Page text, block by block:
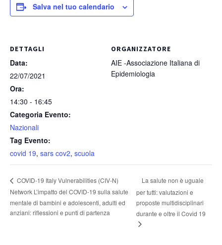
Salva nel tuo calendario
DETTAGLI
Data:
22/07/2021
Ora:
14:30 - 16:45
Categoria Evento:
Nazionali
Tag Evento:
covid 19, sars cov2, scuola
ORGANIZZATORE
AIE -Associazione Italiana di
Epidemiologia
COVID-19 Italy Vulnerabilities (CIV-N)
Network L’impatto del COVID-19 sulla salute
mentale di bambini e adolescenti, adulti ed
anziani: riflessioni e punti di partenza
La salute non è uguale
per tutti: valutazioni e
proposte multidisciplinari
durante e oltre il Covid 19